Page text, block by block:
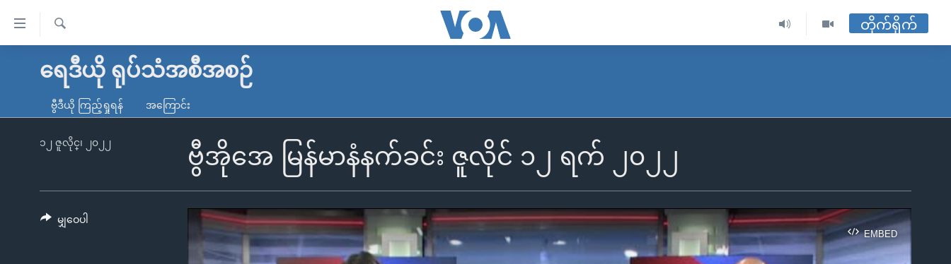
လွယ်ကူ
သည့်
မူလစာမျက်နှာ
ကမ္ဘာ့သတင်းများ
နိုင်ငံတကာ
တရုတ်
အစ္စရေး-ပါလက်စတိုင်း
ရပ်ဝန်းတခု လမ်းတခု အလွန်
အင်္ဂလိပ်စာလေ့လာမယ်
ရ
တိုက်ရိုက်
ရေဒီယို ရုပ်သံအစီအစဉ်
ဗွီဒီယို ကြည့်ရှုရန် အကြောင်း
ဗွီအိုအေ မြန်မာနံနက်ခင်း ဇူလိုင် ၁၂ ရက် ၂၀၂၂
၁၂ ဇူလိုင္၊ ၂၀၂၂
EMBED
မျှဝေပါ